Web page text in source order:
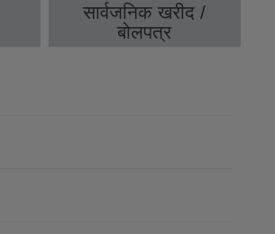
सार्वजनिक खरीद /
बोलपत्र